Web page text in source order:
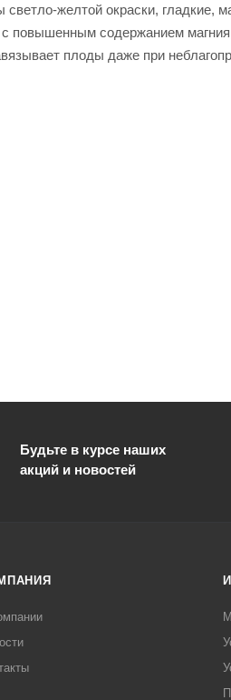
желтой окраски, гладкие,
повышенным содержанием
плоды даже при
Будьте в курсе наших
акций и новостей